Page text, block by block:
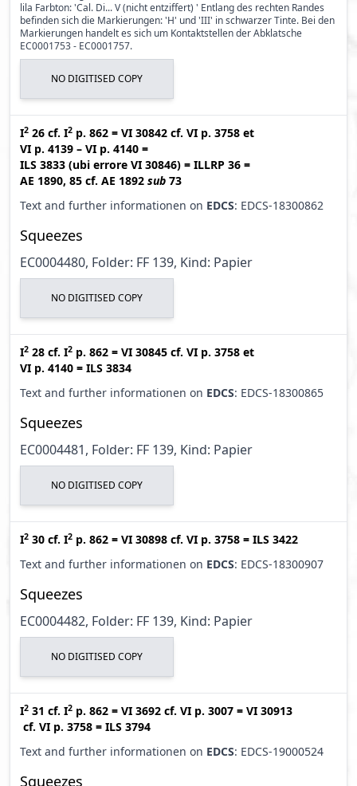
lila Farbton: 'Cal. Di... V (nicht entziffert) ' Entlang des rechten Randes
befinden sich die Markierungen: 'H' und 'III' in schwarzer Tinte. Bei den
Markierungen handelt es sich um Kontaktstellen der Abklatsche
EC0001753 - EC0001757.
NO DIGITISED COPY
I2 26 cf. I2 p. 862 = VI 30842 cf. VI p. 3758 et
VI p. 4139 – VI p. 4140 =
ILS 3833 (ubi errore VI 30846) = ILLRP 36 =
AE 1890, 85 cf. AE 1892 sub 73
Text and further informationen on EDCS: EDCS-18300862
Squeezes
EC0004480, Folder: FF 139, Kind: Papier
NO DIGITISED COPY
I2 28 cf. I2 p. 862 = VI 30845 cf. VI p. 3758 et
VI p. 4140 = ILS 3834
Text and further informationen on EDCS: EDCS-18300865
Squeezes
EC0004481, Folder: FF 139, Kind: Papier
NO DIGITISED COPY
I2 30 cf. I2 p. 862 = VI 30898 cf. VI p. 3758 = ILS 3422
Text and further informationen on EDCS: EDCS-18300907
Squeezes
EC0004482, Folder: FF 139, Kind: Papier
NO DIGITISED COPY
I2 31 cf. I2 p. 862 = VI 3692 cf. VI p. 3007 = VI 30913
cf. VI p. 3758 = ILS 3794
Text and further informationen on EDCS: EDCS-19000524
Squeezes